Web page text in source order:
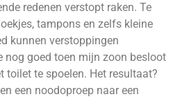
redenen verstopt raken. Te
tampons en zelfs kleine
kunnen verstoppingen
nog goed toen mijn zoon besloot
toilet te spoelen. Het resultaat?
een noodoproep naar een